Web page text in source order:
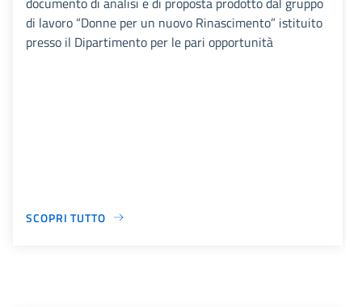
di lavoro “Donne per un nuovo Rinascimento” istituito
presso il Dipartimento per le pari opportunità
SCOPRI TUTTO